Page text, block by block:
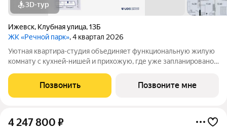
3D-тур
Ижевск, Клубная улица,13Б
ЖК «Речной парк», 4 квартал 2026
Уютная квартира-студия объединяет функциональную жилую
комнату с кухней-нишей и прихожую, где уже запланировано
места для установки полноценной ванны и стиральной
машины. Зона прихожей
Позвонить Позвоните мне
4 247 800 ₽